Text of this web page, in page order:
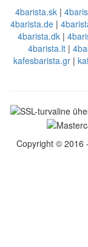
4barista.sk|
4barista.de |
4barista.dk |
4barista.lt |
kafesbarista.gr|
Copyright © 2016